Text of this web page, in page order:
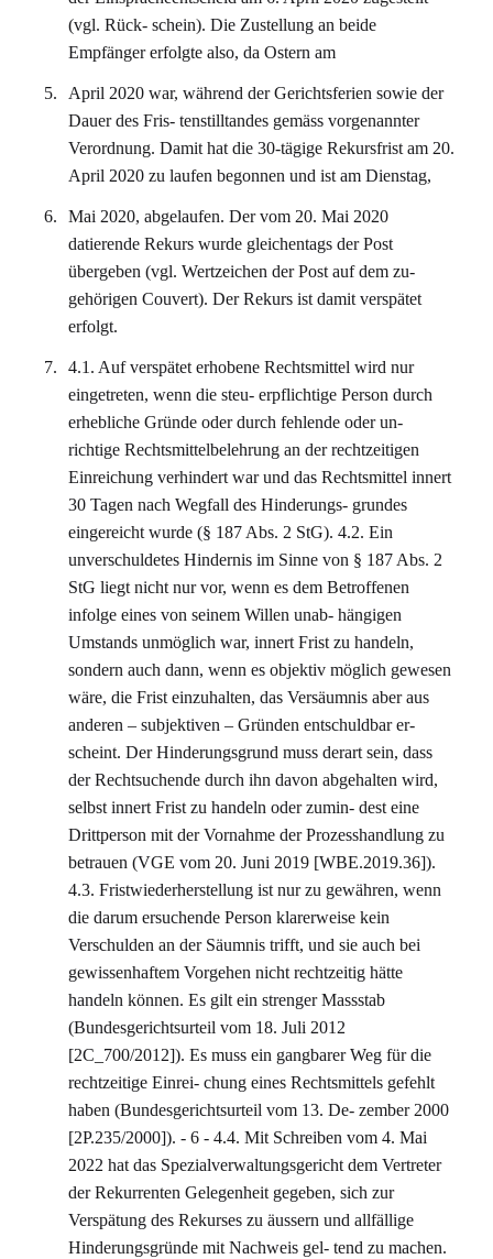
(vgl. Rück- schein). Die Zustellung an beide
Empfänger erfolgte also, da Ostern am
April 2020 war, während der Gerichtsferien sowie der
Dauer des Fris- tenstilltandes gemäss vorgenannter
Verordnung. Damit hat die 30-tägige Rekursfrist am 20.
April 2020 zu laufen begonnen und ist am Dienstag,
Mai 2020, abgelaufen. Der vom 20. Mai 2020
datierende Rekurs wurde gleichentags der Post
übergeben (vgl. Wertzeichen der Post auf dem zu-
gehörigen Couvert). Der Rekurs ist damit verspätet
erfolgt.
4.1. Auf verspätet erhobene Rechtsmittel wird nur
eingetreten, wenn die steu- erpflichtige Person durch
erhebliche Gründe oder durch fehlende oder un-
richtige Rechtsmittelbelehrung an der rechtzeitigen
Einreichung verhindert war und das Rechtsmittel innert
30 Tagen nach Wegfall des Hinderungs- grundes
eingereicht wurde (§ 187 Abs. 2 StG). 4.2. Ein
unverschuldetes Hindernis im Sinne von § 187 Abs. 2
StG liegt nicht nur vor, wenn es dem Betroffenen
infolge eines von seinem Willen unab- hängigen
Umstands unmöglich war, innert Frist zu handeln,
sondern auch dann, wenn es objektiv möglich gewesen
wäre, die Frist einzuhalten, das Versäumnis aber aus
anderen – subjektiven – Gründen entschuldbar er-
scheint. Der Hinderungsgrund muss derart sein, dass
der Rechtsuchende durch ihn davon abgehalten wird,
selbst innert Frist zu handeln oder zumin- dest eine
Drittperson mit der Vornahme der Prozesshandlung zu
betrauen (VGE vom 20. Juni 2019 [WBE.2019.36]).
4.3. Fristwiederherstellung ist nur zu gewähren, wenn
die darum ersuchende Person klarerweise kein
Verschulden an der Säumnis trifft, und sie auch bei
gewissenhaftem Vorgehen nicht rechtzeitig hätte
handeln können. Es gilt ein strenger Massstab
(Bundesgerichtsurteil vom 18. Juli 2012
[2C_700/2012]). Es muss ein gangbarer Weg für die
rechtzeitige Einrei- chung eines Rechtsmittels gefehlt
haben (Bundesgerichtsurteil vom 13. De- zember 2000
[2P.235/2000]). - 6 - 4.4. Mit Schreiben vom 4. Mai
2022 hat das Spezialverwaltungsgericht dem Vertreter
der Rekurrenten Gelegenheit gegeben, sich zur
Verspätung des Rekurses zu äussern und allfällige
Hinderungsgründe mit Nachweis gel- tend zu machen.